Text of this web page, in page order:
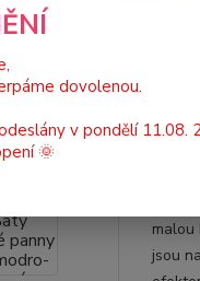
doplňky Šaty
modro-
malou
jsou
dovolenou.
v pondělí 11.08.
🌞